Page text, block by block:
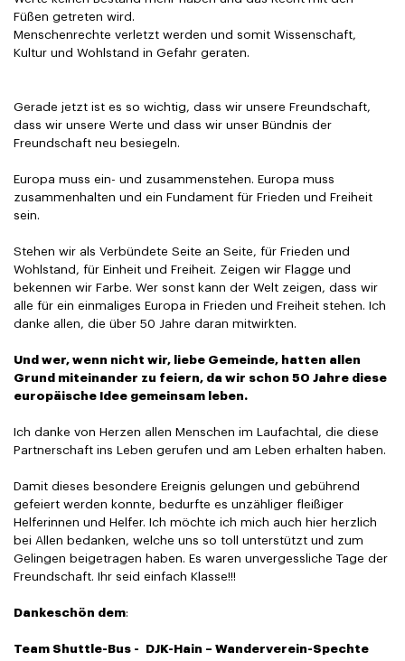
Füßen getreten wird.
Menschenrechte verletzt werden und somit Wissenschaft,
Kultur und Wohlstand in Gefahr geraten.
Gerade jetzt ist es so wichtig, dass wir unsere Freundschaft,
dass wir unsere Werte und dass wir unser Bündnis der
Freundschaft neu besiegeln.
Europa muss ein- und zusammenstehen. Europa muss
zusammenhalten und ein Fundament für Frieden und Freiheit
sein.
Stehen wir als Verbündete Seite an Seite, für Frieden und
Wohlstand, für Einheit und Freiheit. Zeigen wir Flagge und
bekennen wir Farbe. Wer sonst kann der Welt zeigen, dass wir
alle für ein einmaliges Europa in Frieden und Freiheit stehen. Ich
danke allen, die über 50 Jahre daran mitwirkten.
Und wer, wenn nicht wir, liebe Gemeinde, hatten allen
Grund miteinander zu feiern, da wir schon 50 Jahre diese
europäische Idee gemeinsam leben.
Ich danke von Herzen allen Menschen im Laufachtal, die diese
Partnerschaft ins Leben gerufen und am Leben erhalten haben.
Damit dieses besondere Ereignis gelungen und gebührend
gefeiert werden konnte, bedurfte es unzähliger fleißiger
Helferinnen und Helfer. Ich möchte ich mich auch hier herzlich
bei Allen bedanken, welche uns so toll unterstützt und zum
Gelingen beigetragen haben. Es waren unvergessliche Tage der
Freundschaft. Ihr seid einfach Klasse!!!
Dankeschön dem:
Team Shuttle-Bus - DJK-Hain – Wanderverein-Spechte